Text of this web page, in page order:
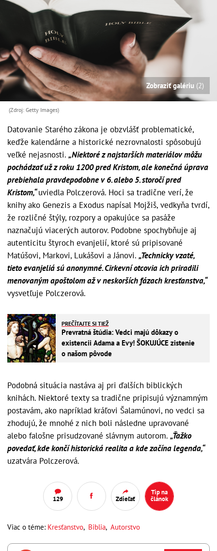
Zobraziť galériu (2)
(Zdroj: Getty Images)
Datovanie Starého zákona je obzvlášť problematické,
keďže kalendárne a historické nezrovnalosti spôsobujú
veľké nejasnosti. „Niektoré z najstarších materiálov môžu
pochádzať už z roku 1200 pred Kristom, ale konečná úprava
prebiehala pravdepodobne v 6. alebo 5. storočí pred
Kristom,“uviedla Polczerová. Hoci sa tradične verí, že
knihy ako Genezis a Exodus napísal Mojžiš, vedkyňa tvrdí,
že rozličné štýly, rozpory a opakujúce sa pasáže
naznačujú viacerých autorov. Podobne spochybňuje aj
autenticitu štyroch evanjelií, ktoré sú pripisované
Matúšovi, Markovi, Lukášovi a Jánovi. „Technicky vzaté,
tieto evanjeliá sú anonymné. Cirkevní otcovia ich priradili
menovaným apoštolom až v neskorších fázach kresťanstva,“
vysvetľuje Polczerová.
PREČÍTAJTE SI TIEŽ
Prevratná štúdia: Vedci majú dôkazy o
existencii Adama a Evy! ŠOKUJÚCE zistenie
o našom pôvode
Podobná situácia nastáva aj pri ďalších biblických
knihách. Niektoré texty sa tradične pripisujú významným
postavám, ako napríklad kráľovi Šalamúnovi, no vedci sa
zhodujú, že mnohé z nich boli následne upravované
alebo falošne prisudzované slávnym autorom. „Ťažko
povedať, kde končí historická realita a kde začína legenda,“
uzatvára Polczerová.
129 Zdieľať
Tip na
článok
Viac o téme: Kresťanstvo, Biblia, Autorstvo